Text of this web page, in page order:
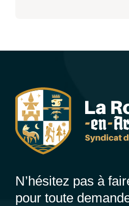
N’hésitez pas à
pour toute